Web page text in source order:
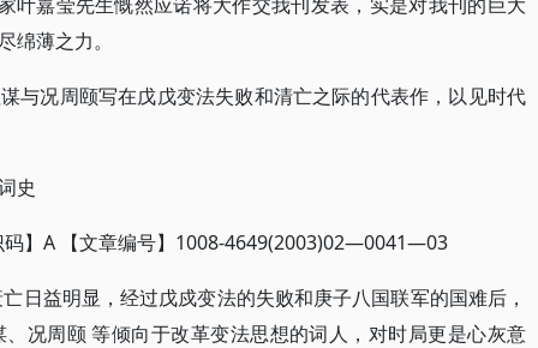
薄之力。
与况周颐写在戊戊变法失败和清亡之际的代表作，以见时代
史
】A 【文章编号】1008-4649(2003)02—0041—03
日益明显，经过戊戍变法的失败和庚子八国联军的国难后，
况周颐 等倾向于改革变法思想的词人，对时局更是心灰意